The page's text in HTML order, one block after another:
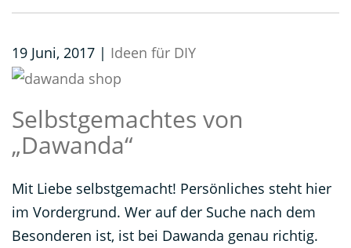
19 Juni, 2017 | Ideen für DIY
Selbstgemachtes von
„Dawanda“
Mit Liebe selbstgemacht! Persönliches steht hier
im Vordergrund. Wer auf der Suche nach dem
Besonderen ist, ist bei Dawanda genau richtig.